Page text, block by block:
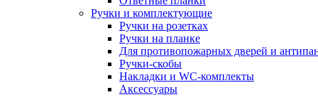
Ручки и комплектующие
Ручки на розетках
Ручки на планке
Для противопожарных дверей и
Ручки-скобы
Накладки и WC-комплекты
Аксессуары